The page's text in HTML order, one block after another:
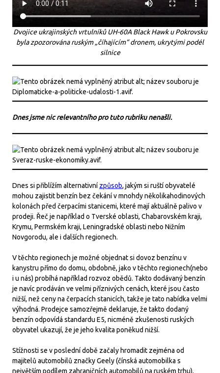
Dvojice ukrajinských vrtulníků UH-60A Black Hawk u Pokrovsku
byla zpozorována ruským „číhajícím“ dronem, ukrytými podél
silnice
Dnes jsme nic relevantního pro tuto rubriku nenašli.
Dnes si přiblížím alternativní způsob, jakým si ruští obyvatelé
mohou zajistit benzín bez čekání v mnohdy několikahodinových
kolonách před čerpacími stanicemi, které mají aktuálně palivo v
prodeji. Řeč je například o Tverské oblasti, Chabarovském kraji,
Krymu, Permském kraji, Leningradské oblasti nebo Nižním
Novgorodu, ale i dalších regionech.
V těchto regionech je možné objednat si dovoz benzínu v
kanystru přímo do domu, obdobně, jako v těchto regionech(nebo
i u nás) probíhá například rozvoz obědů. Takto dodávaný benzín
je navíc prodáván ve velmi příznivých cenách, které jsou často
nižší, než ceny na čerpacích stanicích, takže je tato nabídka velmi
výhodná. Prodejce samozřejmě deklaruje, že takto dodaný
benzín odpovídá standardu E5, nicméně zkušenosti ruských
obyvatel ukazují, že je jeho kvalita poněkud nižší.
Stížnosti se v poslední době začaly hromadit zejména od
majitelů automobilů značky Geely (čínská automobilka s
největším podílem zahraničních automobilů na ruském trhu),